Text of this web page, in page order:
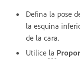
Defina la pose
la esquina
de la cara.
Utilice la